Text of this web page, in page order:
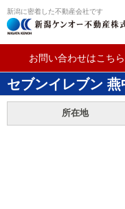
新潟に密着した不動産会社です
お問い合わせはこちら
セブンイレブン 燕
所在地